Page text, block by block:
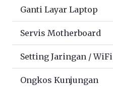
Ganti Layar Laptop
Servis Motherboard
Setting Jaringan / WiFi
Ongkos Kunjungan